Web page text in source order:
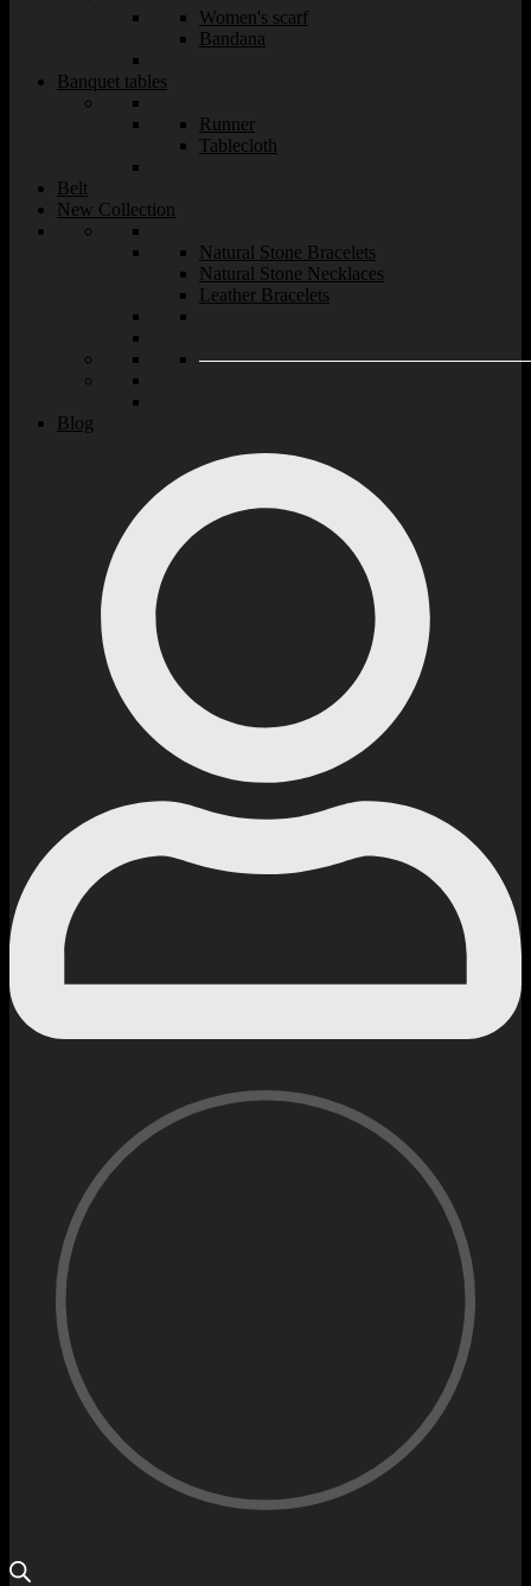
Women's scarf
Bandana
Banquet tables
Runner
Tablecloth
Belt
New Collection
Natural Stone Bracelets
Natural Stone Necklaces
Leather Bracelets
Blog